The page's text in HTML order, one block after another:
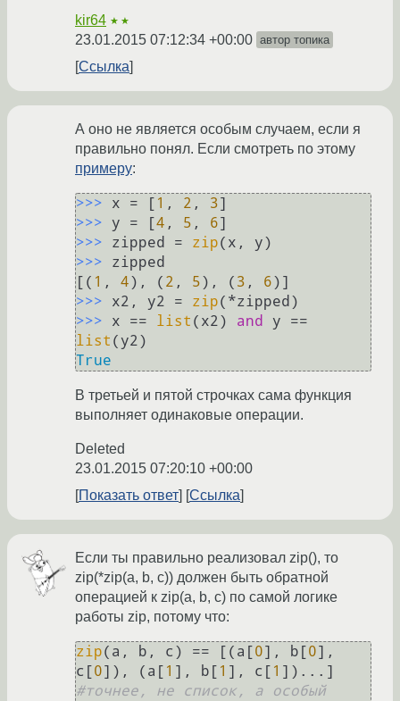
kir64 ★★
23.01.2015 07:12:34 +00:00 автор топика
Ссылка
А оно не является особым случаем, если я
правильно понял. Если смотреть по этому
примеру:
>>> x = [ 1 , 2 , 3
>>> y = [4 , 5 , 6
>>> zipped = zip
>>> zipped
[( 1 , 4), ( 2 , 5), ( 3 , 6
>>> x2, y2 = zip
>>> x == list (x2) and
list
True
В третьей и пятой строчках сама функция
выполняет одинаковые операции.
Deleted
23.01.2015 07:20:10 +00:00
Показать ответ
Ссылка
Если ты правильно реализовал zip(), то
zip(*zip(a, b, c)) должен быть обратной
операцией к zip(a, b, c) по самой логике
работы zip, потому что:
zip(a, b, c) == [(a[0], b[0],
c[0]), (a[ 1 ], b[ 1 ], c[ 1
#точнее, не список, а особый